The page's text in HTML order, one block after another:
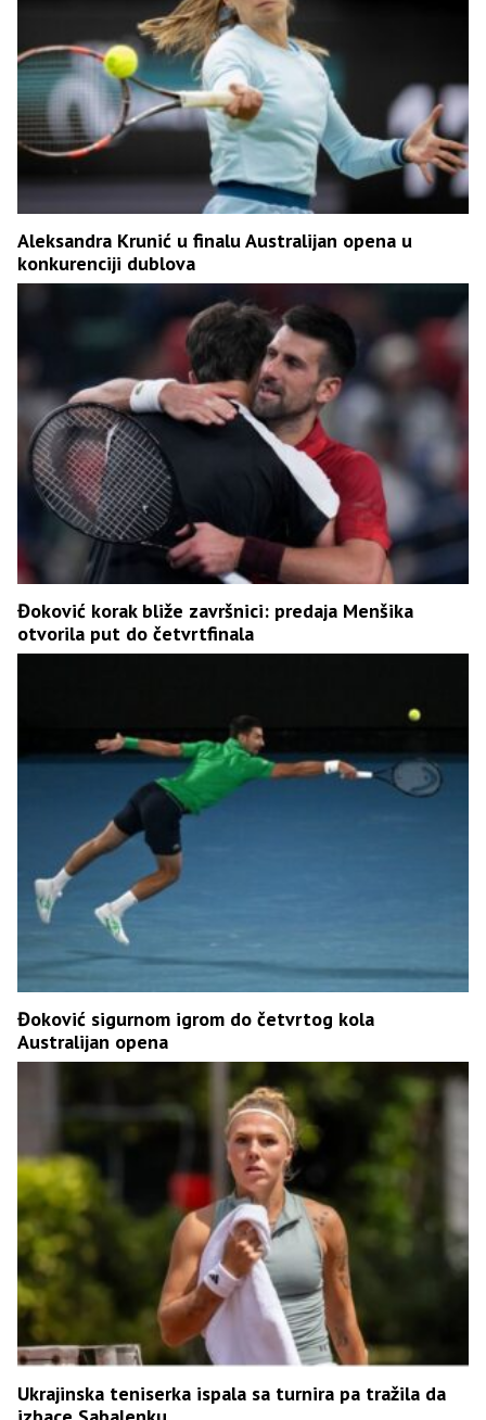
Aleksandra Krunić u finalu Australijan opena u
konkurenciji dublova
Đoković korak bliže završnici: predaja Menšika
otvorila put do četvrtfinala
Đoković sigurnom igrom do četvrtog kola
Australijan opena
Ukrajinska teniserka ispala sa turnira pa tražila da